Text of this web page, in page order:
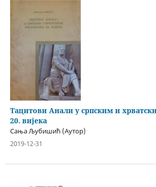
Тацитови Анали у српским и
20. вијека
Сања Љубишић (Аутор)
2019-12-31